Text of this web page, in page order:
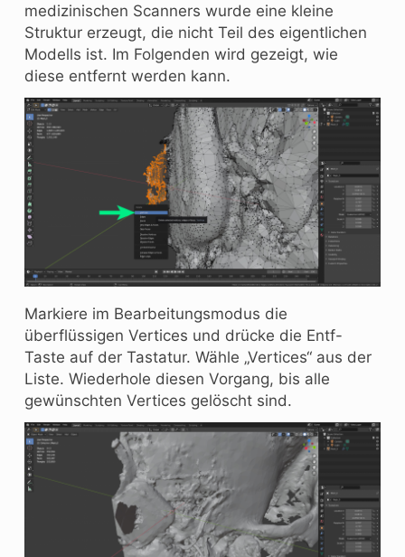
medizinischen Scanners wurde eine kleine
Struktur erzeugt, die nicht Teil des eigentlichen
Modells ist. Im Folgenden wird gezeigt, wie
diese entfernt werden kann.
Markiere im Bearbeitungsmodus die
überflüssigen Vertices und drücke die Entf-
Taste auf der Tastatur. Wähle „Vertices“ aus der
Liste. Wiederhole diesen Vorgang, bis alle
gewünschten Vertices gelöscht sind.